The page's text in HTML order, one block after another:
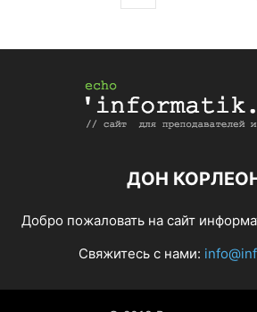
ДОН
Добро пожаловать на сайт
Свяжитесь с нами: